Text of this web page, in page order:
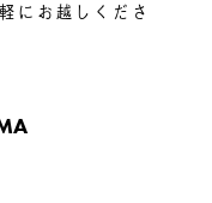
にお越しくださ